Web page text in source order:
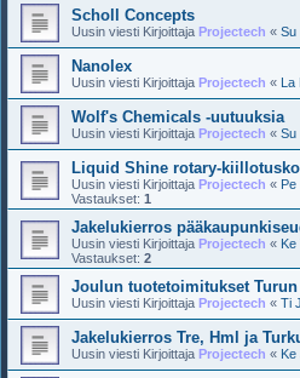
Scholl Concepts
Uusin viesti Kirjoittaja Projectech « Su
Nanolex
Uusin viesti Kirjoittaja Projectech « La
Wolf's Chemicals -uutuuksia
Uusin viesti Kirjoittaja Projectech « Su
Liquid Shine rotary-
Uusin viesti Kirjoittaja Projectech « Pe
Vastaukset: 1
Jakelukierros
Uusin viesti Kirjoittaja Projectech « Ke
Vastaukset: 2
Joulun tuotetoimitukset
Uusin viesti Kirjoittaja Projectech « Ti
Jakelukierros Tre, Hml ja
Uusin viesti Kirjoittaja Projectech « Ke